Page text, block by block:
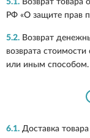
5.1. Возврат товара
РФ «О защите прав
5.2. Возврат
возврата
или иным способом.
6.1. Доставка